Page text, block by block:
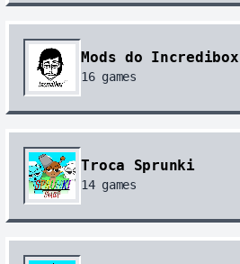
Mods do Incredibox
16games
Troca Sprunki
14games